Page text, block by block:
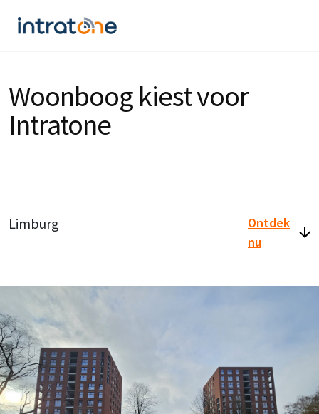
Woonboog kiest voor
Intratone
Limburg
Ontdek
nu